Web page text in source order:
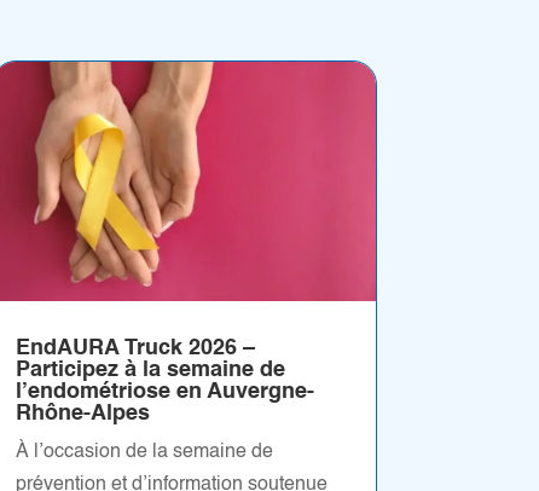
EndAURA Truck 2026 –
Participez à la semaine de
l’endométriose en Auvergne-
Rhône-Alpes
À l’occasion de la semaine de
prévention et d’information soutenue